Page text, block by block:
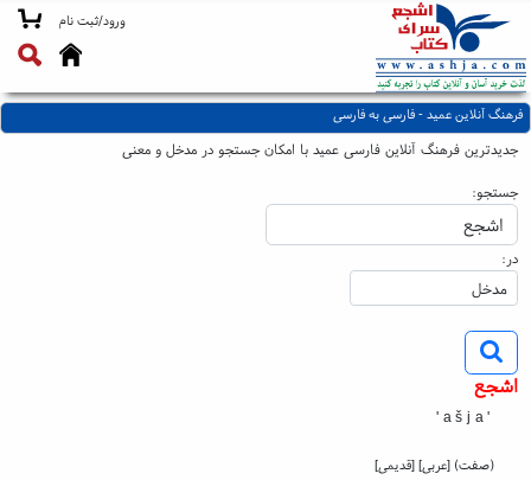
ورود/ثبت نام
فرهنگ آنلاین عمید - فارسی به فارسی
جدیدترین فرهنگ آنلاین فارسی عمید با امکان جستجو در مدخل و معنی
جستجو:
در:
اشجع
'ašja'
(صفت) [عربی] [قدیمی]